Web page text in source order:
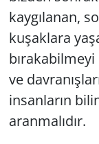
kaygılanan,
kuşaklara
bırakabilmeyi
ve
insanların
aranmalıdır.